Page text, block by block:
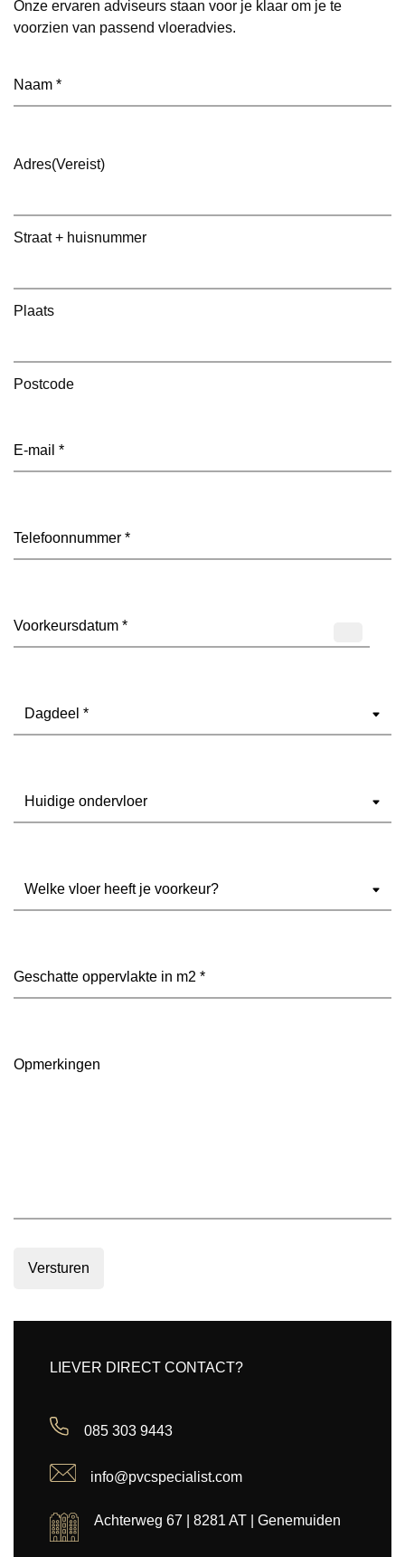
Onze ervaren adviseurs staan voor je klaar om je te
voorzien van passend vloeradvies.
Naam (Vereist)
Adres(Vereist)
Straat + huisnummer
Plaats
Postcode
E-
Telefoon
Datum (Vereist)
Dagdeel (Vereist)
Ondervloer (Vereist)
Welke
Geschatte
Opmerkingen
Versturen
LIEVER DIRECT CONTACT?
085 303 9443
info@pvcspecialist.com
Achterweg 67 | 8281 AT | Genemuiden